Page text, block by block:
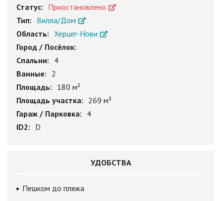
Статус: Приостановлено
Тип: Вилла/Дом
Область: Херцег-Нови
Город / Посёлок:
Спальни: 4
Ванные: 2
Площадь: 180 м²
Площадь участка: 269 м²
Гараж / Парковка: 4
ID2: D
УДОБСТВА
Пешком до пляжа